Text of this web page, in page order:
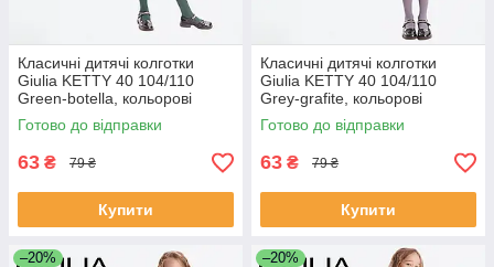
Класичні дитячі колготки
Giulia KETTY 40 104/110
Green-botella, кольорові
колготки
Готово до відправки
63 ₴ 79 ₴
Купити
Класичні дитячі колготки
Giulia KETTY 40 104/110
Grey-grafite, кольорові
колготки
Готово до відправки
63 ₴ 79 ₴
Купити
–20% –20%